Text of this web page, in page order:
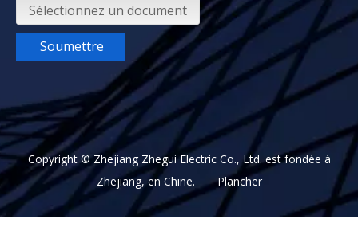
Sélectionnez un document
Soumettre
Copyright © Zhejiang Zhegui Electric Co., Ltd. est fondée à
Zhejiang, en Chine.Plancher